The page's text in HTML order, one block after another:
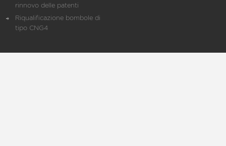
rinnovo delle patenti
Riqualificazione bombole di
tipo CNG4